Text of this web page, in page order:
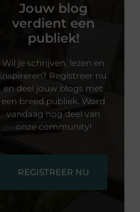
Jouw blog
verdient een
publiek!
Wil je schrijven, lezen en
inspireren? Registreer nu
en deel jouw blogs met
een breed publiek. Word
vandaag nog deel van
onze community!
REGISTREER NU